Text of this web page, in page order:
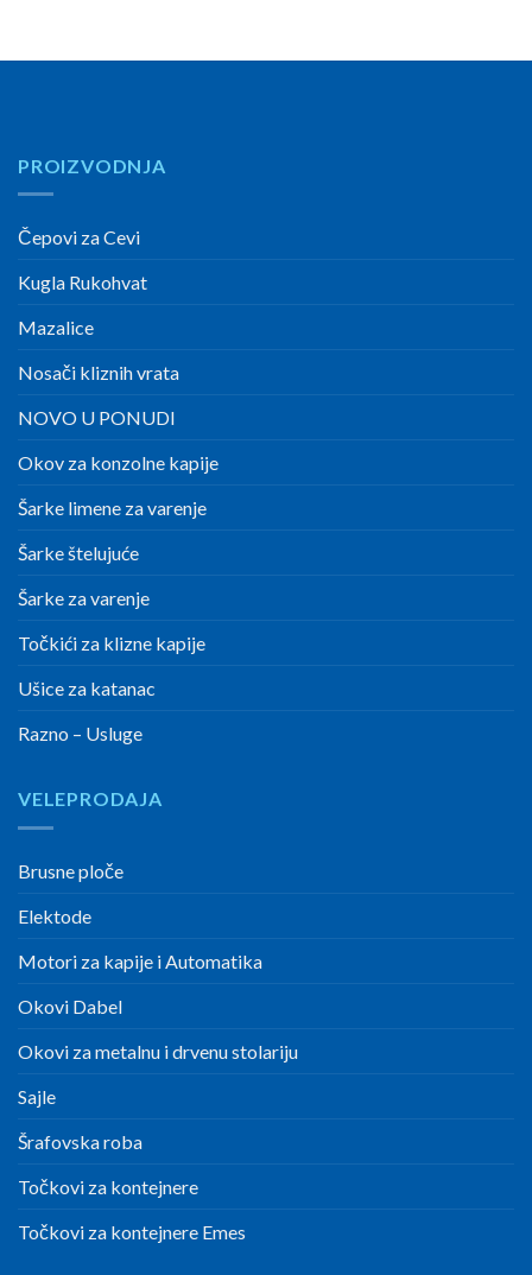
PROIZVODNJA
Čepovi za Cevi
Kugla Rukohvat
Mazalice
Nosači kliznih vrata
NOVO U PONUDI
Okov za konzolne kapije
Šarke limene za varenje
Šarke štelujuće
Šarke za varenje
Točkići za klizne kapije
Ušice za katanac
Razno – Usluge
VELEPRODAJA
Brusne ploče
Elektode
Motori za kapije i Automatika
Okovi Dabel
Okovi za metalnu i drvenu stolariju
Sajle
Šrafovska roba
Točkovi za kontejnere
Točkovi za kontejnere Emes